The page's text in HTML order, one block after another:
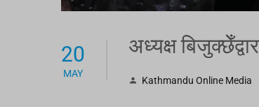
20
MAY
अध्यक्ष
Kathmandu Online Media